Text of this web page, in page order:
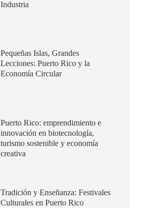
Industria
Pequeñas Islas, Grandes
Lecciones: Puerto Rico y la
Economía Circular
Puerto Rico: emprendimiento e
innovación en biotecnología,
turismo sostenible y economía
creativa
Tradición y Enseñanza: Festivales
Culturales en Puerto Rico